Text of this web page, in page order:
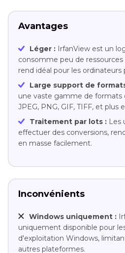
Avantages
Léger : IrfanView est un
consomme peu de
rend idéal pour les ordinateurs
Large support de
une vaste gamme de formats
JPEG, PNG, GIF, TIFF, et plus
Traitement par lots : Les
effectuer des conversions,
en masse facilement.
Inconvénients
Windows uniquement :
uniquement disponible pour
d'exploitation Windows,
autres plateformes.